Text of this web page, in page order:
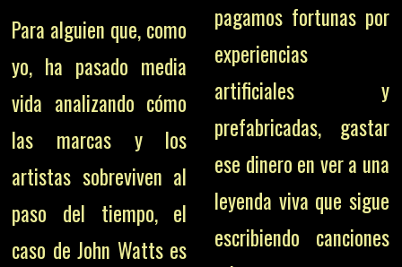
Para alguien que, como
yo, ha pasado media
vida analizando cómo
las marcas y los
artistas sobreviven al
paso del tiempo, el
caso de John Watts es
pagamos fortunas por
experiencias
artificiales y
prefabricadas, gastar
ese dinero en ver a una
leyenda viva que sigue
escribiendo canciones